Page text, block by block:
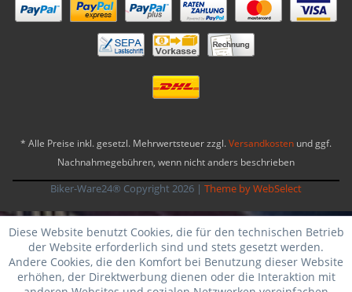
* Alle Preise inkl. gesetzl. Mehrwertsteuer zzgl.Versandkosten und ggf.
Nachnahmegebühren, wenn nicht anders beschrieben
Biker-Ware24® Copyright 2026 | Theme by WebSelect
Diese Website benutzt Cookies, die für den technischen Betrieb
der Website erforderlich sind und stets gesetzt werden.
Andere Cookies, die den Komfort bei Benutzung dieser Website
erhöhen, der Direktwerbung dienen oder die Interaktion mit